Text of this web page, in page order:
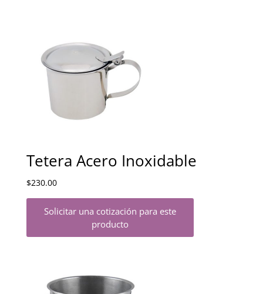
Tetera Acero Inoxidable
$230.00
Solicitar una cotización para este
producto